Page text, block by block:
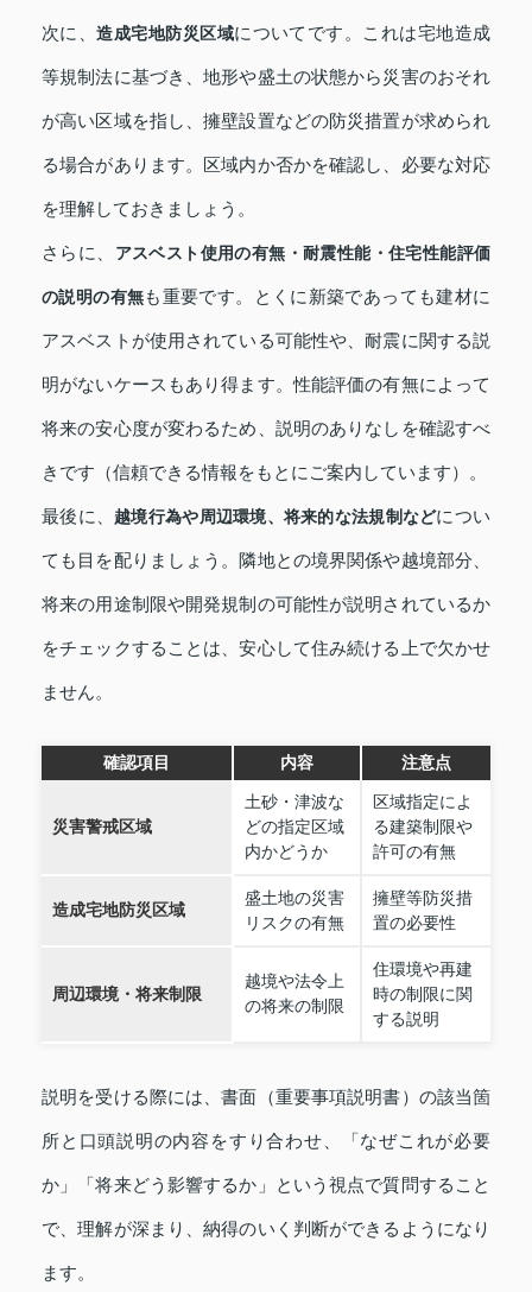
次に、造成宅地防災区域についてです。これは宅地造成
等規制法に基づき、地形や盛土の状態から災害のおそれ
が高い区域を指し、擁壁設置などの防災措置が求められ
る場合があります。区域内か否かを確認し、必要な対応
を理解しておきましょう。
さらに、 アスベスト使用の有無・耐震性能・住宅性能評価
の説明の有無も重要です。とくに新築であっても建材に
アスベストが使用されている可能性や、耐震に関する説
明がないケースもあり得ます。性能評価の有無によって
将来の安心度が変わるため、説明のありなしを確認すべ
きです（信頼できる情報をもとにご案内しています）。
最後に、 越境行為や周辺環境、将来的な法規制などについ
ても目を配りましょう。隣地との境界関係や越境部分、
将来の用途制限や開発規制の可能性が説明されているか
をチェックすることは、安心して住み続ける上で欠かせ
ません。
確認項目 内容 注意点
災害警戒区域
土砂・津波な
どの指定区域
内かどうか
区域指定によ
る建築制限や
許可の有無
造成宅地防災区域
盛土地の災害
リスクの有無
擁壁等防災措
置の必要性
周辺環境・将来制限
越境や法令上
の将来の制限
住環境や再建
時の制限に関
する説明
説明を受ける際には、書面（重要事項説明書）の該当箇
所と口頭説明の内容をすり合わせ、「なぜこれが必要
か」「将来どう影響するか」という視点で質問すること
で、理解が深まり、納得のいく判断ができるようになり
ます。